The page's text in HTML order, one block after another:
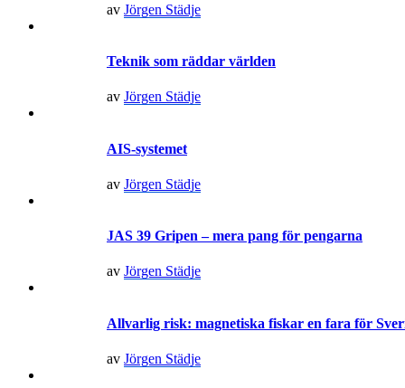
av Jörgen Städje
Teknik som räddar världen
av Jörgen Städje
AIS-systemet
av Jörgen Städje
JAS 39 Gripen – mera pang för pengarna
av Jörgen Städje
Allvarlig risk: magnetiska fiskar en fara för
av Jörgen Städje